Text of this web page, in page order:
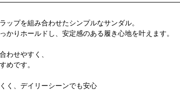
プを組み合わせたシンプルなサンダル。
りホールドし、安定感のある履き心地を叶えます。
わせやすく、
めです。
く、デイリーシーンでも安心